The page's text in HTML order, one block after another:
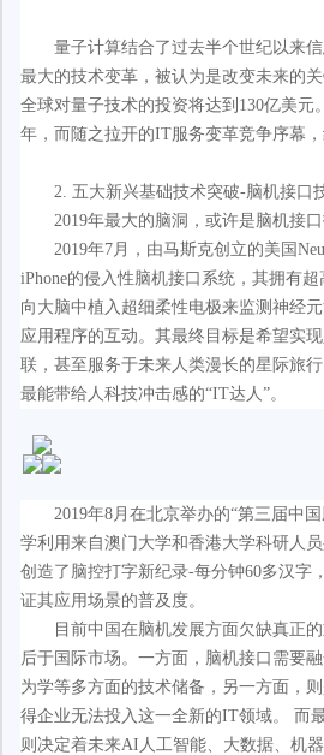
量子计算结合了过去半个世纪以来
最大的技术变革，被认为是改变未来的
全球对量子技术的投资将达到130亿美元
年，而随之拉开的IT服务变革竞争序幕，
2. 五大新兴基础技术突破-脑机接口
2019年最大的脑洞，或许是脑机接口
2019年7月，由马斯克创立的美国
iPhone的侵入性脑机接口系统，其拥有超
向大脑中植入超细柔性电极来监测神经
应用程序的互动。其最终目标是希望实
联，甚至服务于未来人类漫长的星际旅
最能带给人科技冲击感的“IT达人”。
2019年8月在北京举办的“第三届中
学利用来自澳门大学和香港大学科研人
创造了脑控打字新纪录-每分钟60多汉字
证其应用场景的普及度。
目前中国在脑机发展方面欠缺真正
后于国际市场。一方面，脑机接口需要
为学等多方面的技术储备，另一方面，
得企业无法投入这一全新的IT领域。 而
则决定着未来AI人工智能、大数据、机